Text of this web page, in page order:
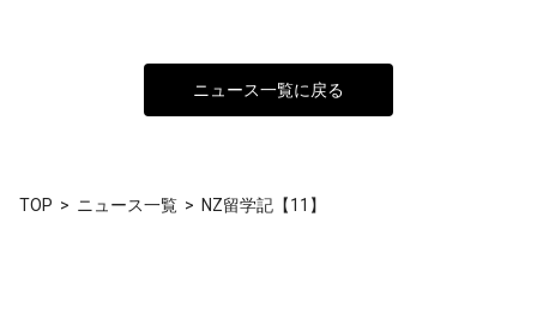
ニュース一覧に戻る
TOP ニュース一覧 NZ留学記【11】